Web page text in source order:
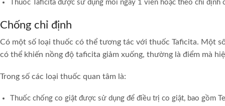
Thuốc Taficita được sử dụng mỗi ngày 1 viên hoặc theo chỉ định
Chống chỉ định
Có một số loại thuốc có thể tương tác với thuốc Taficita. Một
có thể khiến nồng độ taficita giảm xuống, thường là điểm mà
Trong số các loại thuốc quan tâm là:
Thuốc chống co giật được sử dụng để điều trị co giật, bao gồm